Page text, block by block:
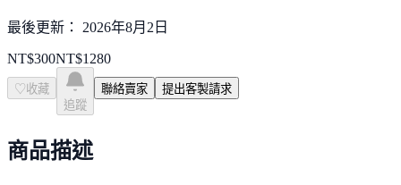
最後更新： 2026年8月2日
NT$300NT$1280
♡ 收藏
追蹤
聯絡賣家 提出客製請求
商品描述